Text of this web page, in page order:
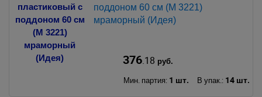
поддоном 60 см (М 3221)
мраморный (Идея)
376.18 руб.
Мин. партия: 1 шт. В упак.: 14 шт.